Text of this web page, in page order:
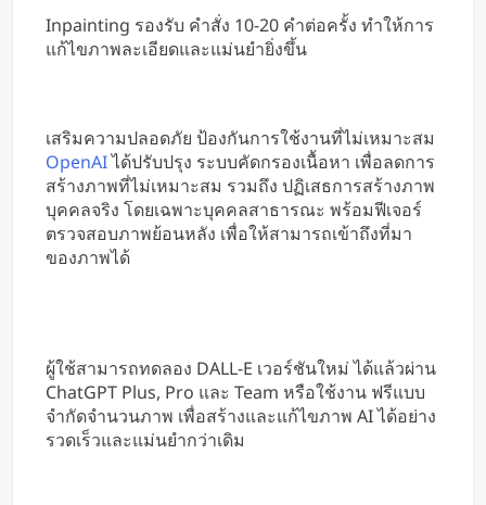
Inpainting รองรับ คำสั่ง 10-20 คำต่อครั้ง ทำให้การ
แก้ไขภาพละเอียดและแม่นยำยิ่งขึ้น
เสริมความปลอดภัย ป้องกันการใช้งานที่ไม่เหมาะสม
OpenAIได้ปรับปรุง ระบบคัดกรองเนื้อหา เพื่อลดการ
สร้างภาพที่ไม่เหมาะสม รวมถึง ปฏิเสธการสร้างภาพ
บุคคลจริง โดยเฉพาะบุคคลสาธารณะ พร้อมฟีเจอร์
ตรวจสอบภาพย้อนหลัง เพื่อให้สามารถเข้าถึงที่มา
ของภาพได้
ผู้ใช้สามารถทดลอง DALL-E เวอร์ชันใหม่ ได้แล้วผ่าน
ChatGPT Plus, Pro และ Team หรือใช้งาน ฟรีแบบ
จำกัดจำนวนภาพ เพื่อสร้างและแก้ไขภาพ AI ได้อย่าง
รวดเร็วและแม่นยำกว่าเดิม